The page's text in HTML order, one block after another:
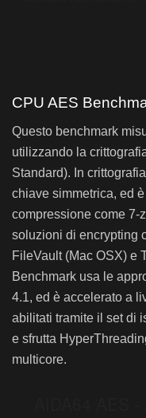
ASRock
Gigabyte
ASUS
ASRock Fatal1ty
ASRock Fatal1ty
ASRock
ASRock
CPU AES
Questo benchmark
utilizzando la
Standard). In
chiave simmetrica, ed
compressione come 7-
soluzioni di encrypting
FileVault (Mac OSX) e
Benchmark usa le
4.1, ed è accelerato a
abilitati tramite il set di
e sfrutta
multicore.